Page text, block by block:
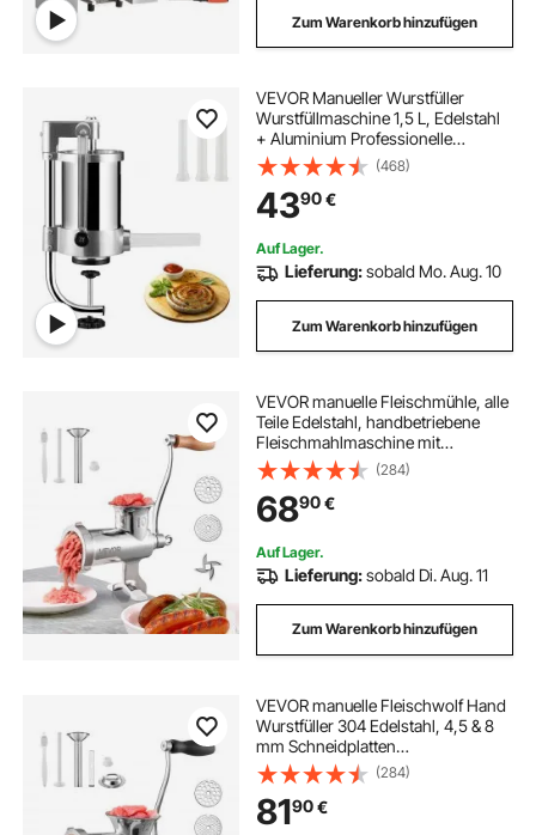
Zum Warenkorb hinzufügen
VEVOR Manueller Wurstfüller
Wurstfüllmaschine 1,5 L, Edelstahl
+ Aluminium Professionelle
Silberne Wurstmaschine inkl. 16 / 19
/ 22 mm Füllrohre, Vertikale
Wurstpresse mit Tischklemme
Hausgemacht
(468)
4390€
Auf Lager.
Lieferung:sobald Mo. Aug. 10
Zum Warenkorb hinzufügen
VEVOR manuelle Fleischmühle, alle
Teile Edelstahl, handbetriebene
Fleischmahlmaschine mit
Tischklemme, 2 Schleifplatten &
Wurstfüller, ideal für Zuhause Küche
Restaurant Metzgergeschäft
(284)
6890€
Auf Lager.
Lieferung:sobald Di. Aug. 11
Zum Warenkorb hinzufügen
VEVOR manuelle Fleischwolf Hand
Wurstfüller 304 Edelstahl, 4,5 & 8
mm Schneidplatten
Handfleischwolf Fleischmaschine
mit Wurstrohr, geeignet für Fleisch
Schleifen Wurstfüllung Silber
(284)
8190€